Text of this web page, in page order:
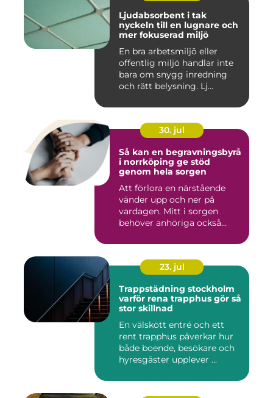
Ljudabsorbent i tak
nyckeln till en lugnare och
mer fokuserad miljö
En bra arbetsmiljö eller
offentlig miljö handlar inte
bara om snygg inredning
och rätt belysning. Lj...
30. jul
Så kan en begravningsbyrå
i norrköping ge stöd
genom hela sorgen
Att förlora en närstående
vänder upp och ner på
vardagen. Mitt i sorgen
behöver anhöriga också
23. jul
Trappstädning stockholm
varför rena trapphus gör så
stor skillnad
En välskött entré och ett
rent trapphus påverkar hur
både boende, besökare och
hyresgäster upplever ...